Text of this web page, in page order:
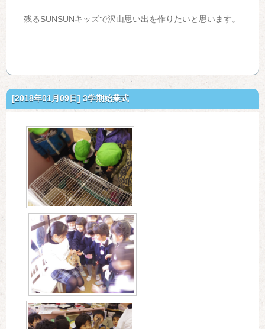
残るSUNSUNキッズで沢山思い出を作りたいと思います。
[2018年01月09日] 3学期始業式